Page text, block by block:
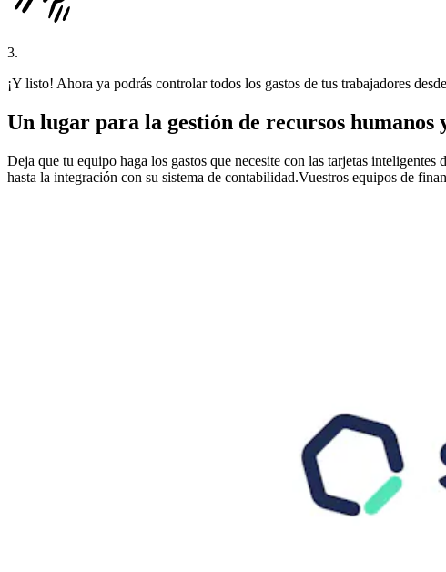
3.
¡Y listo! Ahora ya podrás controlar todos los gastos de tus trabajadores
Un lugar para la gestión de recursos humanos
Deja que tu equipo haga los gastos que necesite con las tarjetas
hasta la integración con su sistema de contabilidad.Vuestros equipos de